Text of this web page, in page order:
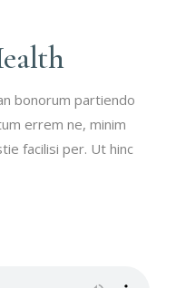
bonorum partiendo
errem ne, minim
facilisi per. Ut hinc